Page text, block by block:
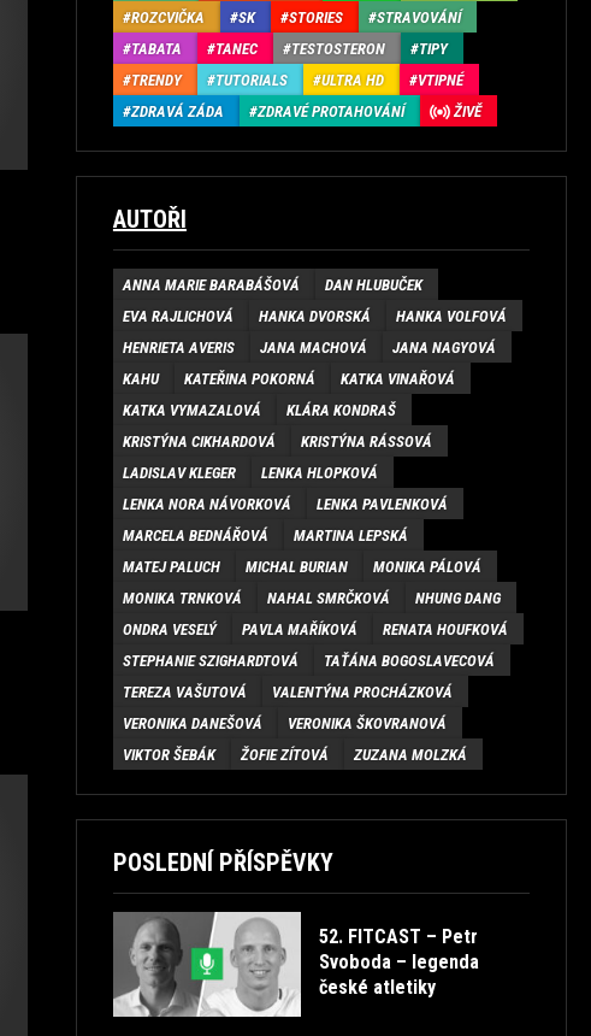
ROZCVIČKA
SK STORIES
STRAVOVÁNÍ
TABATA
TANEC TESTOSTERON
TIPY
TRENDY
TUTORIALS ULTRA HD
VTIPNÉ
ZDRAVÁ ZÁDA
ZDRAVÉ PROTAHOVÁNÍ ŽIVĚ
AUTOŘI
ANNA MARIE BARABÁŠOVÁ
DAN HLUBUČEK
EVA RAJLICHOVÁ
HANKA DVORSKÁ
HANKA VOLFOVÁ
HENRIETA AVERIS
JANA MACHOVÁ
JANA NAGYOVÁ
KAHU
KATEŘINA POKORNÁ
KATKA VINAŘOVÁ
KATKA VYMAZALOVÁ
KLÁRA KONDRAŠ
KRISTÝNA CIKHARDOVÁ
KRISTÝNA RÁSSOVÁ
LADISLAV KLEGER
LENKA HLOPKOVÁ
LENKA NORA NÁVORKOVÁ
LENKA PAVLENKOVÁ
MARCELA BEDNÁŘOVÁ
MARTINA LEPSKÁ
MATEJ PALUCH
MICHAL BURIAN
MONIKA PÁLOVÁ
MONIKA TRNKOVÁ
NAHAL SMRČKOVÁ
NHUNG DANG
ONDRA VESELÝ
PAVLA MAŘÍKOVÁ
RENATA HOUFKOVÁ
STEPHANIE SZIGHARDTOVÁ
TAŤÁNA BOGOSLAVECOVÁ
TEREZA VAŠUTOVÁ
VALENTÝNA PROCHÁZKOVÁ
VERONIKA DANEŠOVÁ
VERONIKA ŠKOVRANOVÁ
VIKTOR ŠEBÁK
ŽOFIE ZÍTOVÁ ZUZANA MOLZKÁ
POSLEDNÍ PŘÍSPĚVKY
52. FITCAST – Petr
Svoboda – legenda
české atletiky